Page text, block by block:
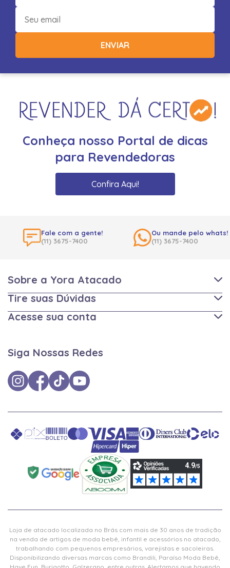
ENVIAR
Conheça nosso Portal de dicas
para Revendedoras
Confira Aqui!
Fale com a gente!
(11) 3675-7400
Ou mande pelo whats!
(11) 3675-7400
Sobre a Yora Atacado
Tire suas Dúvidas
Acesse sua conta
Siga Nossas Redes
Loja de atacado localizada no Brás com mais de 30 anos de tradição
na venda de artigos de moda bebê, infantil e acessórios no atacado,
trabalhando com pequenos empresários, varejistas e sacoleiras.
Disponibilizando diversas marcas como Brandili, Paraíso Moda Bebê,